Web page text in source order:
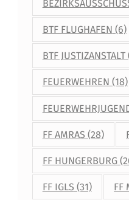
BTF FLUGHAFEN (6)
BTF JUSTIZANSTALT
FEUERWEHREN (18)
FF AMRAS (28)
FF HUNGERBURG
FF IGLS (31) FF